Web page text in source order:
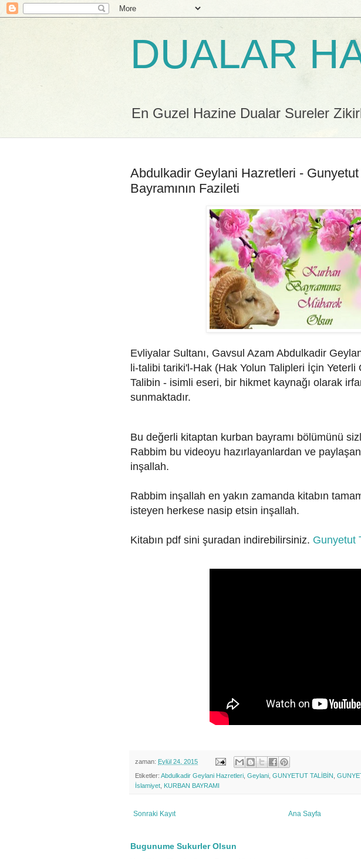
DUALAR
En Guzel Hazine Dualar Sureler
Abdulkadir Geylani Hazretleri -
Bayramının Fazileti
Evliyalar Sultanı, Gavsul Azam Abdulkadir
li-talibi tariki'l-Hak (Hak Yolun Talipleri İçin
Talibin - isimli eseri, bir hikmet kaynağı olarak
sunmaktadır.
Bu değerli kitaptan kurban bayramı bölümünü
Rabbim bu videoyu hazırlayanlardan ve
inşallah.
Rabbim inşallah en yakın zamanda kitabın
isteyen herkese nasip etsin inşallah.
Kitabın pdf sini şuradan indirebilirsiniz. Gunyetut
zaman: Eylül 24, 2015
Etiketler: Abdulkadir Geylani Hazretleri Geylani GUNYETUT TALİBİN
İslamiyet KURBAN BAYRAMI
Sonraki Kayıt Ana Sayfa
Bugunume Sukurler Olsun